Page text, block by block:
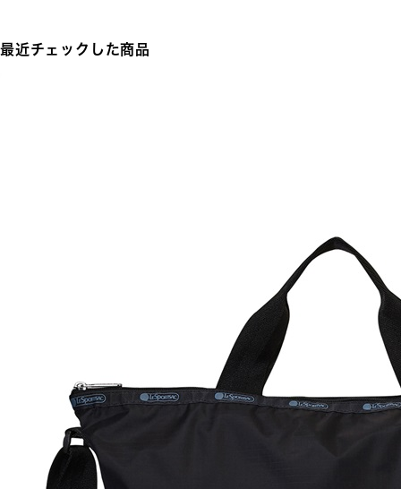
最近チェックした商品